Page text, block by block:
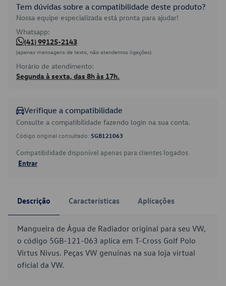
Tem dúvidas sobre a compatibilidade deste produto?
Nossa equipe especializada está pronta para ajudar!
Whatsapp:
(41) 99125-2143
(apenas mensagens de texto, não atendemos ligações)
Horário de atendimento:
Segunda à sexta, das 8h às 17h.
Verifique a compatibilidade
Consulte a compatibilidade fazendo login na sua conta.
Código original consultado: 5GB121063
Compatibilidade disponível apenas para clientes logados.
Entrar
Descrição Características Aplicações
Mangueira de Água de Radiador original para seu VW,
o código 5GB-121-063 aplica em T-Cross Golf Polo
Virtus Nivus. Peças VW genuínas na sua loja virtual
oficial da VW.